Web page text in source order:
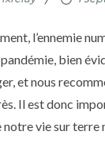
l’ennemie
bien
et nous
Il est donc
vie sur terre